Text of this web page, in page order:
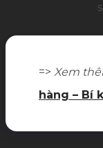
=> Xem
hàng – Bí